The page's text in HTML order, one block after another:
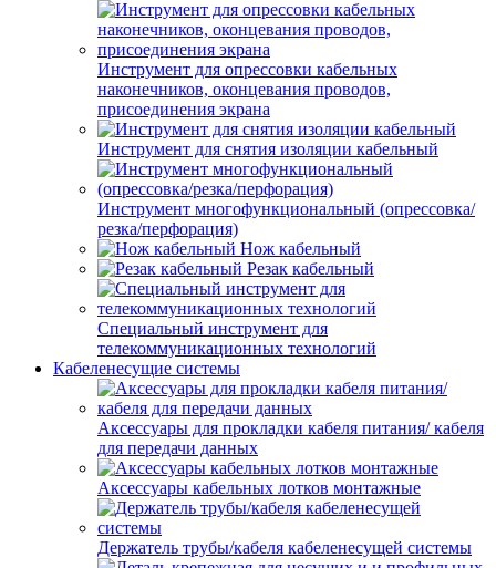
Инструмент для опрессовки кабельных
наконечников, оконцевания проводов,
присоединения экрана
Инструмент для снятия изоляции кабельный
Инструмент многофункциональный (опрессовка/
резка/перфорация)
Нож кабельный
Резак кабельный
Специальный инструмент для
телекоммуникационных технологий
Кабеленесущие системы
Аксессуары для прокладки кабеля питания/ кабеля
для передачи данных
Аксессуары кабельных лотков монтажные
Держатель трубы/кабеля кабеленесущей системы